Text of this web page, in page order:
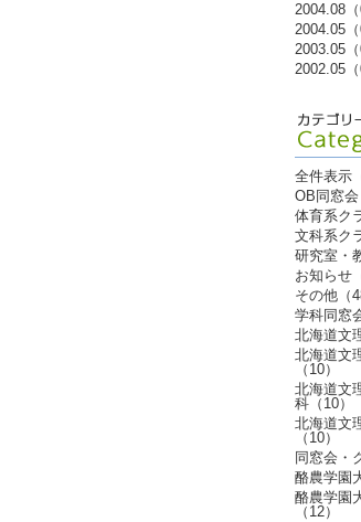
2004.08（
2004.05（
2003.05（
2002.05（
全件表示
OB同窓会
体育系ク
文科系ク
研究室・
お知らせ
その他（
学科同窓
北海道文
北海道文
（10）
北海道文
科（10）
北海道文
（10）
同窓会・
酪農学園
酪農学園
（12）